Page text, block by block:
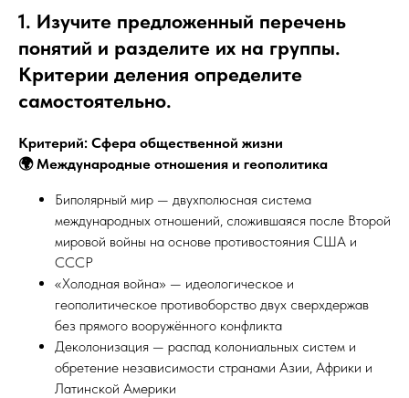
1. Изучите предложенный перечень
понятий и разделите их на группы.
Критерии деления определите
самостоятельно.
Критерий: Сфера общественной жизни
🌍 Международные отношения и геополитика
Биполярный мир — двухполюсная система
международных отношений, сложившаяся после Второй
мировой войны на основе противостояния США и
СССР​
«Холодная война» — идеологическое и
геополитическое противоборство двух сверхдержав
без прямого вооружённого конфликта​
Деколонизация — распад колониальных систем и
обретение независимости странами Азии, Африки и
Латинской Америки​